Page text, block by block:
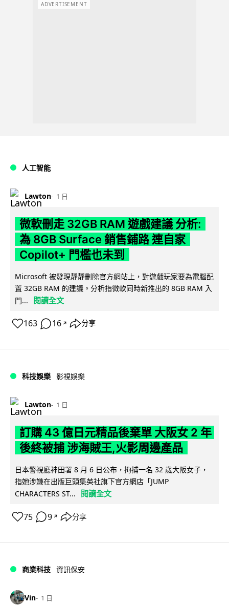
ADVERTISEMENT
人工智能
Lawton 1 日
微軟刪走 32GB RAM 遊戲建議 分析:
為 8GB Surface 銷售鋪路 連自家
Copilot+ 門檻也未到
Microsoft 被發現靜靜刪除官方網站上，對遊戲玩家要為電腦配
置 32GB RAM 的建議。分析指微軟同時新推出的 8GB RAM 入
門...
閱讀全文
163 16 ↗ 分享
科技娛樂 影視娛樂
Lawton 1 日
訂購 43 億日元精品後棄單 大阪女 2 年
後終被捕 涉海賊王,火影周邊產品
日本警視廳神田署 8 月 6 日公布，拘捕一名 32 歲大阪女子，
指她涉嫌在出版巨頭集英社旗下官方網店「JUMP
CHARACTERS ST...
閱讀全文
75 9 ↗ 分享
商業科技 資訊保安
Vin 1 日